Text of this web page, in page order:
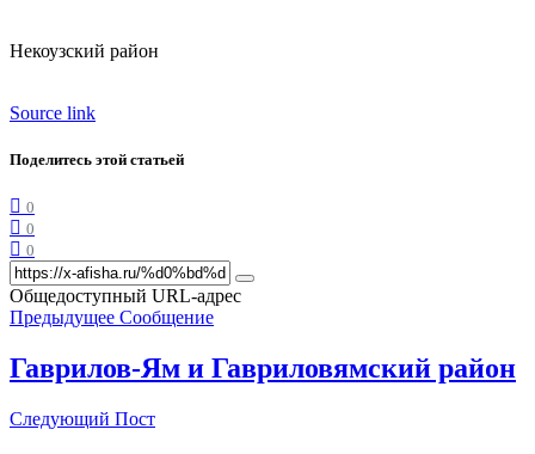
Некоузский район
Source link
Поделитесь этой статьей
0
0
0
Общедоступный URL-адрес
Предыдущее Сообщение
Гаврилов-Ям и Гавриловямский район
Следующий Пост